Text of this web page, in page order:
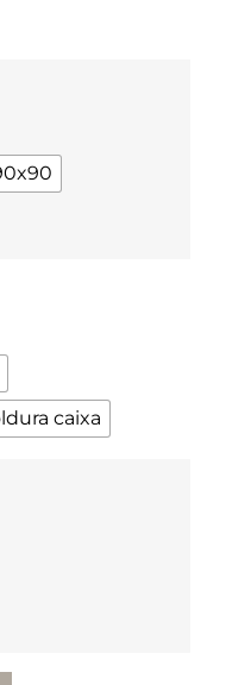
caixa